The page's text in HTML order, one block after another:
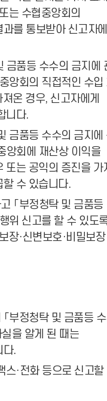
는 수협중앙회의
를 통보받아 신고자
금품등 수수의 금지에
앙회의 직접적인 수입
온 경우, 신고자에게
니다.
금품등 수수의 금지에
앙회에 재산상 이익을
또는 공익의 증진을 가
수 있습니다.
「부정청탁 및 금품등
위 신고를 할 수 있도
장·신변보호·비밀보장
부정청탁 및 금품등
을 알게 된 때는
다.
스·전화 등으로 신고할